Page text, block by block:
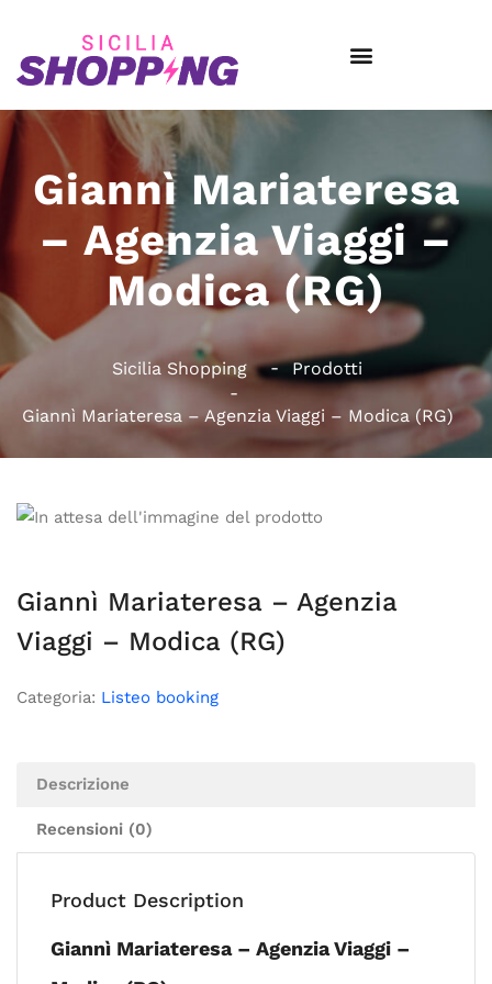
Giannì Mariateresa
– Agenzia Viaggi –
Modica (RG)
Sicilia Shopping Prodotti
Giannì Mariateresa – Agenzia Viaggi – Modica (RG)
Giannì Mariateresa – Agenzia
Viaggi – Modica (RG)
Categoria: Listeo booking
Descrizione
Recensioni (0)
Product Description
Giannì Mariateresa – Agenzia Viaggi –